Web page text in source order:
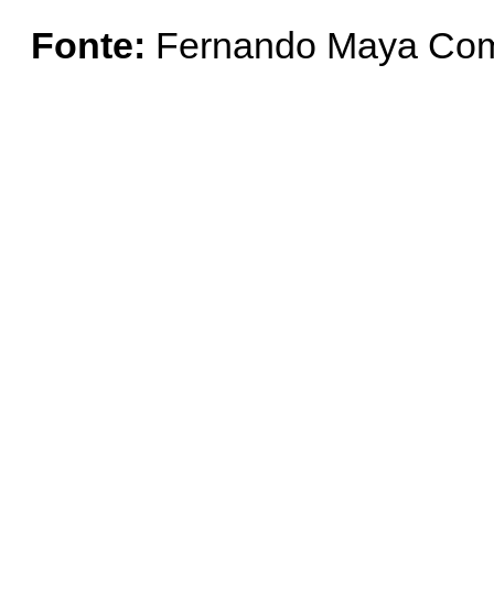
Fonte: Fernando Maya